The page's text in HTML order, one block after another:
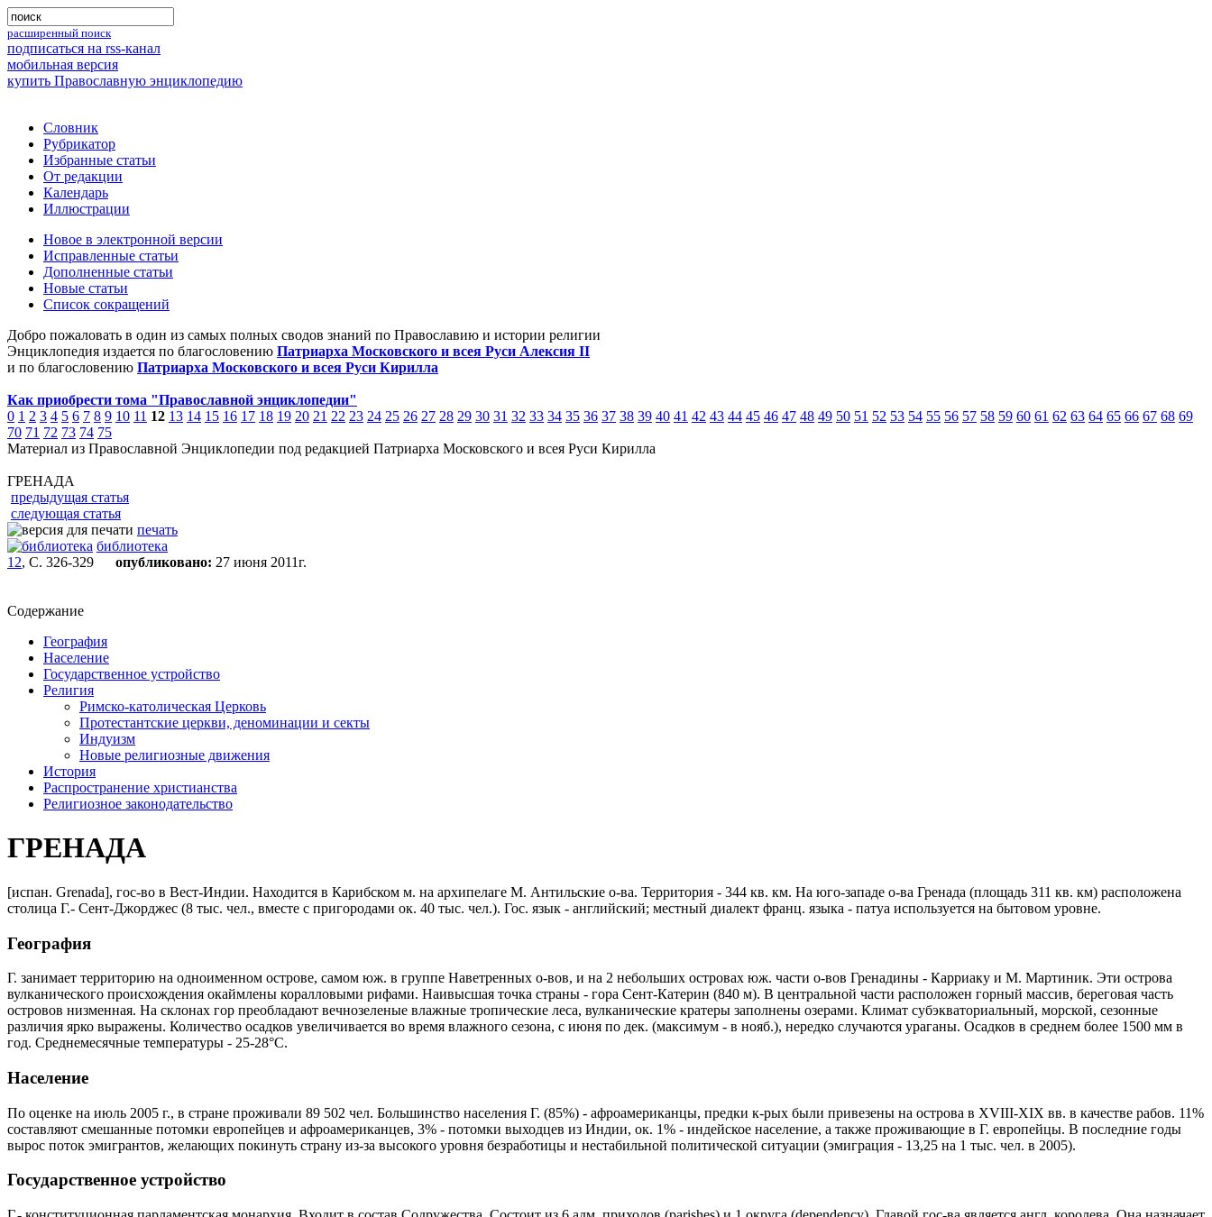
расширенный поиск
подписаться на rss-канал
мобильная версия
купить Православную энциклопедию
Словник
Рубрикатор
Избранные статьи
От редакции
Календарь
Иллюстрации
Новое в электронной версии
Исправленные статьи
Дополненные статьи
Новые статьи
Список сокращений
Добро пожаловать в один из самых полных сводов знаний по Православию и истории религии
Энциклопедия издается по благословению Патриарха Московского и всея Руси Алексия II
и по благословению Патриарха Московского и всея Руси Кирилла
Как приобрести тома "Православной энциклопедии"
0 1 2 3 4 5 6 7 8 9 10 11 12 13 14 15 16 17 18 19 20 21 22 23 24 25 26 27 28 29 30 31 32 33 34 35 36 37 38 39 40 41 42 43 44 45 46 47 48 49 50 51 52 53 54 55 56 57 58 59 60 61 62 63 64 65 66 67 68 69
70 71 72 73 74 75
Материал из Православной Энциклопедии под редакцией Патриарха Московского и всея Руси Кирилла
ГРЕНАДА
предыдущая статья
следующая статья
печать
библиотека
12, С. 326-329 опубликовано: 27 июня 2011г.
Содержание
География
Население
Государственное устройство
Религия
Римско-католическая Церковь
Протестантские церкви, деноминации и секты
Индуизм
Новые религиозные движения
История
Распространение христианства
Религиозное законодательство
ГРЕНАДА
[испан. Grenada], гос-во в Вест-Индии. Находится в Карибском м. на архипелаге М. Антильские о-ва. Территория - 344 кв. км. На юго-западе о-ва Гренада (площадь 311 кв. км) расположена
столица Г.- Сент-Джорджес (8 тыс. чел., вместе с пригородами ок. 40 тыс. чел.). Гос. язык - английский; местный диалект франц. языка - патуа используется на бытовом уровне.
География
Г. занимает территорию на одноименном острове, самом юж. в группе Наветренных о-вов, и на 2 небольших островах юж. части о-вов Гренадины - Карриаку и М. Мартиник. Эти острова
вулканического происхождения окаймлены коралловыми рифами. Наивысшая точка страны - гора Сент-Катерин (840 м). В центральной части расположен горный массив, береговая часть
островов низменная. На склонах гор преобладают вечнозеленые влажные тропические леса, вулканические кратеры заполнены озерами. Климат субэкваториальный, морской, сезонные
различия ярко выражены. Количество осадков увеличивается во время влажного сезона, с июня по дек. (максимум - в нояб.), нередко случаются ураганы. Осадков в среднем более 1500 мм в
год. Среднемесячные температуры - 25-28°С.
Население
По оценке на июль 2005 г., в стране проживали 89 502 чел. Большинство населения Г. (85%) - афроамериканцы, предки к-рых были привезены на острова в XVIII-XIX вв. в качестве рабов. 11%
составляют смешанные потомки европейцев и афроамериканцев, 3% - потомки выходцев из Индии, ок. 1% - индейское население, а также проживающие в Г. европейцы. В последние годы
вырос поток эмигрантов, желающих покинуть страну из-за высокого уровня безработицы и нестабильной политической ситуации (эмиграция - 13,25 на 1 тыс. чел. в 2005).
Государственное устройство